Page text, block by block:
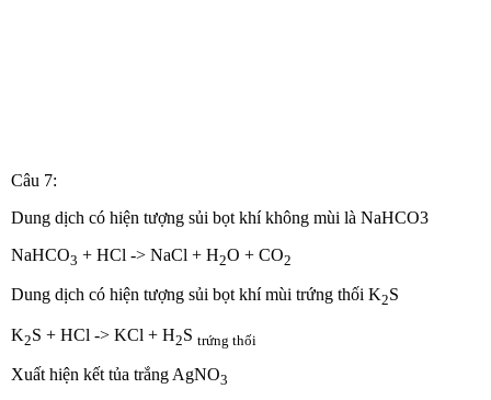
Câu 7:
Dung dịch có hiện tượng sủi bọt khí không mùi là NaHCO3
NaHCO3 + HCl -> NaCl + H2O + CO2
Dung dịch có hiện tượng sủi bọt khí mùi trứng thối K2S
K2S + HCl -> KCl + H2S trứng thối
Xuất hiện kết tủa trắng AgNO3